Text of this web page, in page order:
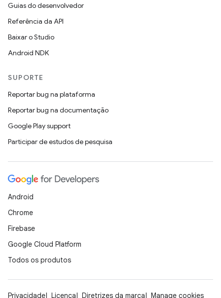
Guias do desenvolvedor
Referência da API
Baixar o Studio
Android NDK
SUPORTE
Reportar bug na plataforma
Reportar bug na documentação
Google Play support
Participar de estudos de pesquisa
Android
Chrome
Firebase
Google Cloud Platform
Todos os produtos
Privacidade Licença Diretrizes da marca Manage cookies